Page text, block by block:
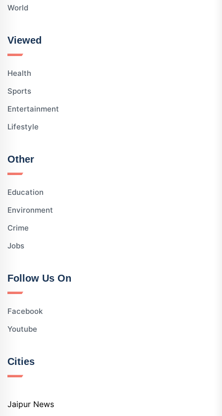
World
Viewed
Health
Sports
Entertainment
Lifestyle
Other
Education
Environment
Crime
Jobs
Follow Us On
Facebook
Youtube
Cities
Jaipur News